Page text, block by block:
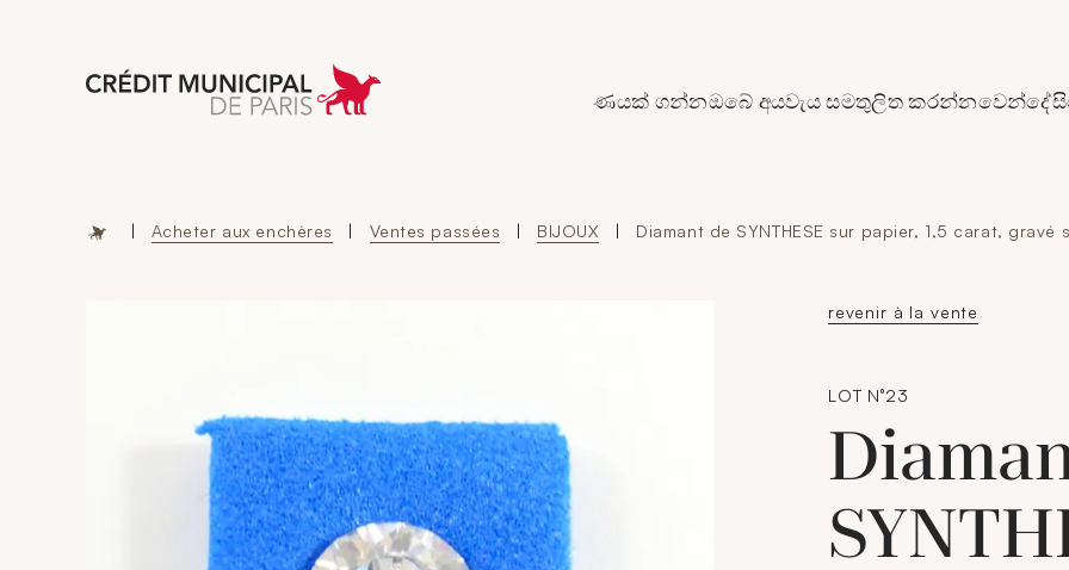
Aller à l'accueil de Crédit Municipal de Paris
ණයක් ගන්නඔබේ අයවැය සමතුලිත කරන්න
| Acheter aux enchères | Ventes passées | BIJOUX | Diamant de SYNTHESE sur papier, 1,5 carat, gravé
revenir à la vente
LOT N°23